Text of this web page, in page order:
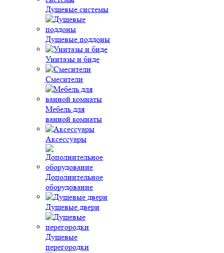
Душевые системы
Душевые поддоны
Унитазы и биде
Смесители
Мебель для
ванной комнаты
Аксессуары
Дополнительное
оборудование
Душевые двери
Душевые
перегородки